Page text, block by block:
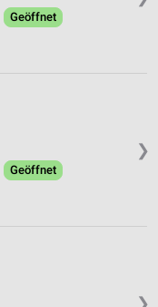
Geöffnet
❯
Geöffnet
❯